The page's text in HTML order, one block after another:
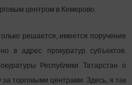
центром в Кемерово.
решается, имеется поручение
в адрес прокуратур субъектов.
Республики Татарстан о
торговыми центрами. Здесь, я так